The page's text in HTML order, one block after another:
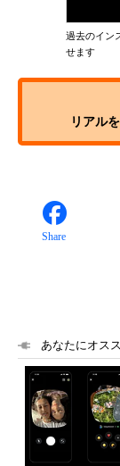
過去のイン
せます
リアル
Share
あなたにオス